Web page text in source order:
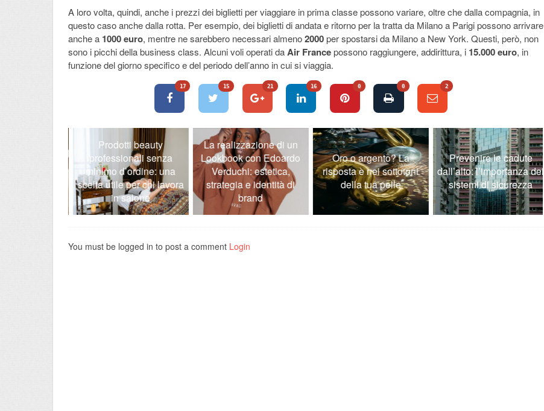
A loro volta, quindi, anche i prezzi dei biglietti per viaggiare in prima classe possono variare, oltre che dalla compagnia, in
questo caso anche dalla rotta. Per esempio, dei biglietti di andata e ritorno per la tratta da Milano a Parigi possono arrivare
anche a 1000 euro, mentre ne sarebbero necessari almeno2000per spostarsi da Milano a New York. Questi, però, non
sono i picchi della business class. Alcuni voli operati daAir Francepossono raggiungere, addirittura, i 15.000 euro, in
funzione del giorno specifico e del periodo dell’anno in cui si viaggia.
17 15 21 16 0 0 2
Prodotti beauty
professionali senza
minimo d’ordine: una
scelta utile per chi lavora
in salone
La realizzazione di un
Lookbook con Edoardo
Verduchi: estetica,
strategia e identità di
brand
Oro o argento? La
risposta è nei sottotoni
della tua pelle
Prevenire le cadute
dall’alto: l’importanza dei
sistemi di sicurezza
You must be logged in to post a comment Login